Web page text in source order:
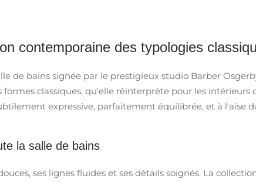
contemporaine des typologies
de bains signée par le prestigieux studio Barber
classiques, qu'elle réinterprète pour les
expressive, parfaitement équilibrée, et à l'aise
la salle de bains
ses lignes fluides et ses détails soignés. La